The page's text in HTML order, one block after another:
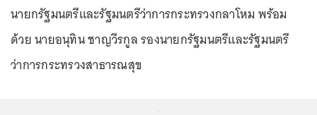
นายกรัฐมนตรีและรัฐมนตรีว่าการกระทรวงกลาโหม พร้อม
ด้วย นายอนุทิน ชาญวีรกูล รองนายกรัฐมนตรีและรัฐมนตรี
ว่าการกระทรวงสาธารณสุข